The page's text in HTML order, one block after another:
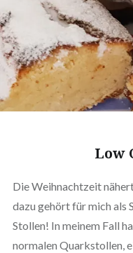
Low
Die Weihnachtzeit
dazu gehört für mich als
Stollen! In meinem Fall
normalen Quarkstollen,